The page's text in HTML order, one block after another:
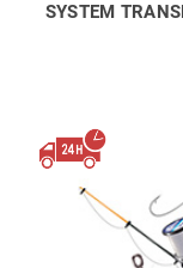
SYSTEM